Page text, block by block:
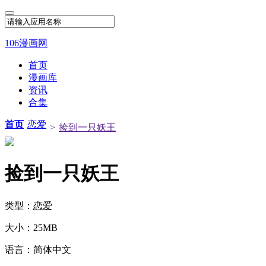
106漫画网
首页
漫画库
资讯
合集
首页 恋爱 > 捡到一只妖王
捡到一只妖王
类型： 恋爱
大小： 25MB
语言： 简体中文